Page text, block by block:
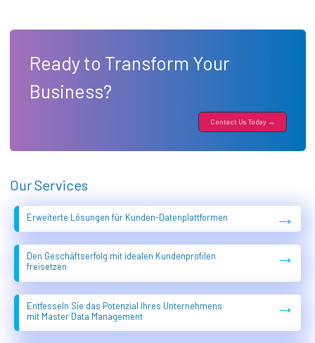
Ready to Transform Your
Business?
Contact Us Today →
Our Services
Erweiterte Lösungen für Kunden-Datenplattformen →
Den Geschäftserfolg mit idealen Kundenprofilen
freisetzen
→
Entfesseln Sie das Potenzial Ihres Unternehmens
mit Master Data Management
→